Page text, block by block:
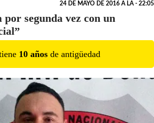
24 DE MAYO DE 2016 A LA - 22:05
por segunda vez con un
10 años de antigüedad